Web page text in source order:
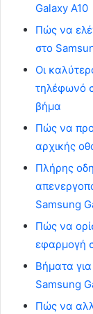
Galaxy A10
Πώς να
στο
Οι
τηλέφωνό
βήμα
Πώς να
αρχικής
Πλήρης
Samsung
Πώς να
εφαρμογή
Βήματα
Samsung
Πώς να